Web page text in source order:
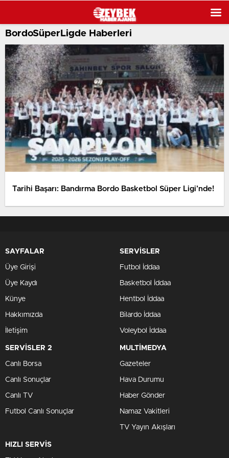
BordoSüperLigde Haberleri
Tarihi Başarı: Bandırma Bordo Basketbol Süper Ligi’nde!
SAYFALAR
Üye Girişi
Üye Kaydı
Künye
Hakkımızda
İletişim
SERVİSLER
Futbol İddaa
Basketbol İddaa
Hentbol İddaa
Bilardo İddaa
Voleybol İddaa
SERVİSLER 2
Canlı Borsa
Canlı Sonuçlar
Canlı TV
Futbol Canlı Sonuçlar
MULTİMEDYA
Gazeteler
Hava Durumu
Haber Gönder
Namaz Vakitleri
TV Yayın Akışları
HIZLI SERVİS